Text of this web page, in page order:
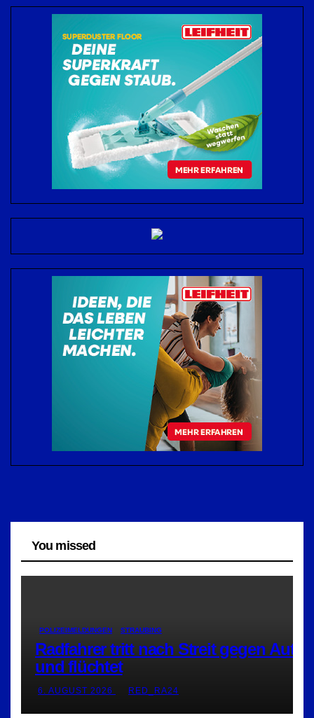
You missed
POLIZEIMELDUNGEN STRAUBING
Radfahrer tritt nach Streit gegen Auto
und flüchtet
6. AUGUST 2026 RED_RA24